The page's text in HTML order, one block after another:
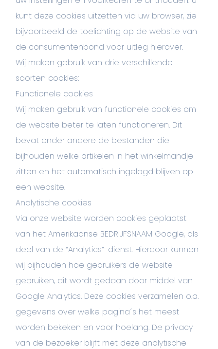
kunt deze cookies uitzetten via uw browser, zie
bijvoorbeeld de toelichting op de website van
de consumentenbond voor uitleg hierover.
Wij maken gebruik van drie verschillende
soorten cookies:
Functionele cookies
Wij maken gebruik van functionele cookies om
de website beter te laten functioneren. Dit
bevat onder andere de bestanden die
bijhouden welke artikelen in het winkelmandje
zitten en het automatisch ingelogd blijven op
een website.
Analytische cookies
Via onze website worden cookies geplaatst
van het Amerikaanse BEDRIJFSNAAM Google, als
deel van de “Analytics”-dienst. Hierdoor kunnen
wij bijhouden hoe gebruikers de website
gebruiken, dit wordt gedaan door middel van
Google Analytics. Deze cookies verzamelen o.a.
gegevens over welke pagina´s het meest
worden bekeken en voor hoelang. De privacy
van de bezoeker blijft met deze analytische